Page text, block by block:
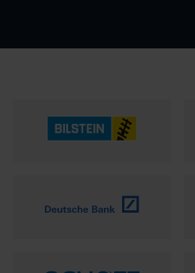
Digitalberatung
Automatisieren und asynchron arbeiten
Lassen Sie sich in mehrmonatigen